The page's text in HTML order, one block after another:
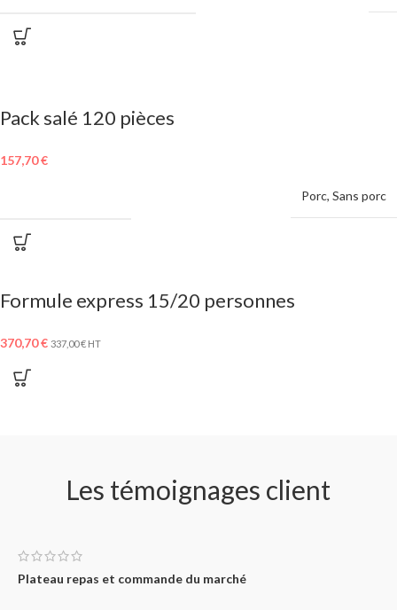
Pack salé 120 pièces
157,70€
Porc, Sans porc
Formule express 15/20 personnes
370,70€ 337,00€ HT
Les témoignages client
Plateau repas et commande du marché